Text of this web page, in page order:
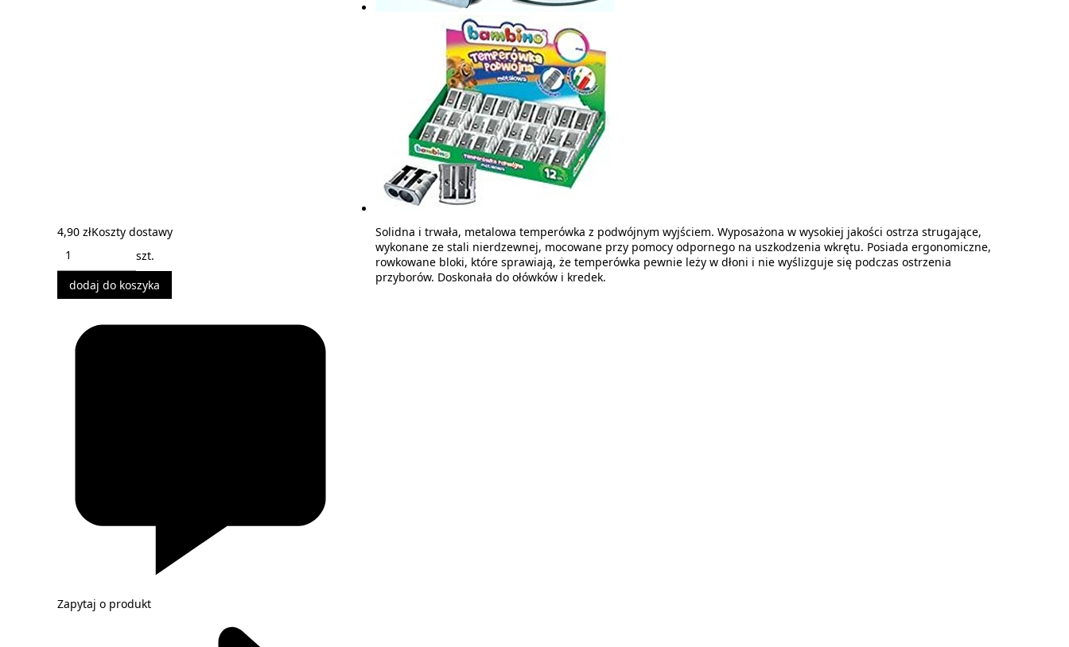
4,90 złKoszty dostawy
szt.
dodaj do koszyka
Solidna i trwała, metalowa temperówka z podwójnym wyjściem. Wyposażona w wysokiej jakości ostrza strugające,
wykonane ze stali nierdzewnej, mocowane przy pomocy odpornego na uszkodzenia wkrętu. Posiada ergonomiczne,
rowkowane bloki, które sprawiają, że temperówka pewnie leży w dłoni i nie wyślizguje się podczas ostrzenia
przyborów. Doskonała do ołówków i kredek.
Zapytaj o produkt